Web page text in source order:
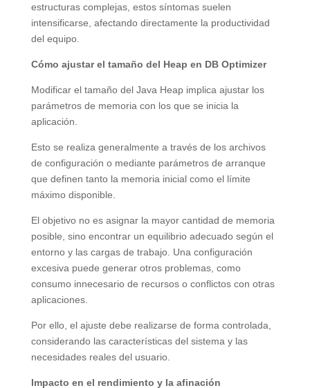
estructuras complejas, estos síntomas suelen
intensificarse, afectando directamente la productividad
del equipo.
Cómo ajustar el tamaño del Heap en DB Optimizer
Modificar el tamaño del Java Heap implica ajustar los
parámetros de memoria con los que se inicia la
aplicación.
Esto se realiza generalmente a través de los archivos
de configuración o mediante parámetros de arranque
que definen tanto la memoria inicial como el límite
máximo disponible.
El objetivo no es asignar la mayor cantidad de memoria
posible, sino encontrar un equilibrio adecuado según el
entorno y las cargas de trabajo. Una configuración
excesiva puede generar otros problemas, como
consumo innecesario de recursos o conflictos con otras
aplicaciones.
Por ello, el ajuste debe realizarse de forma controlada,
considerando las características del sistema y las
necesidades reales del usuario.
Impacto en el rendimiento y la afinación